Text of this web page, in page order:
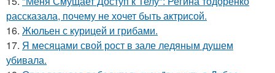
рассказала, почему не хочет быть актрисой.
16. Жюльен с курицей и грибами.
17. Я месяцами свой рост в зале ледяным душем
убивала.